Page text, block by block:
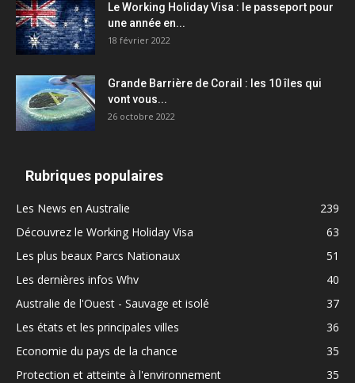
Le Working Holiday Visa : le passeport pour
une année en...
18 février 2022
Grande Barrière de Corail : les 10 îles qui
vont vous...
26 octobre 2022
Rubriques populaires
Les News en Australie
239
Découvrez le Working Holiday Visa
63
Les plus beaux Parcs Nationaux
51
Les dernières infos Whv
40
Australie de l'Ouest - Sauvage et isolé
37
Les états et les principales villes
36
Economie du pays de la chance
35
Protection et atteinte à l'environnement
35